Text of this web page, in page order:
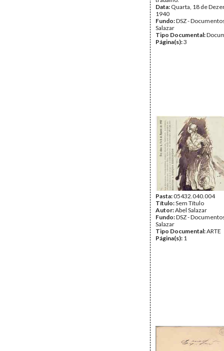
Data: Quarta, 18 de
1940
Fundo:DSZ -
Salazar
Tipo Documental:
Página(s):3
Pasta:05432.040.004
Título:Sem Título
Autor:Abel Salazar
Fundo:DSZ -
Salazar
Tipo Documental:ARTE
Página(s): 1